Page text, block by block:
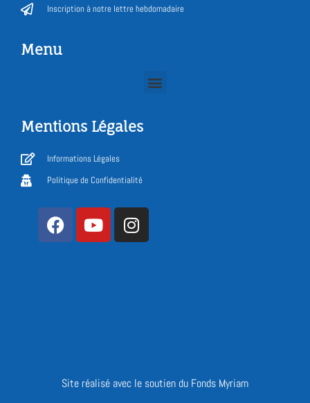
Inscription à notre lettre hebdomadaire
Menu
Mentions Légales
Informations Légales
Politique de Confidentialité
Site réalisé avec le soutien du Fonds Myriam